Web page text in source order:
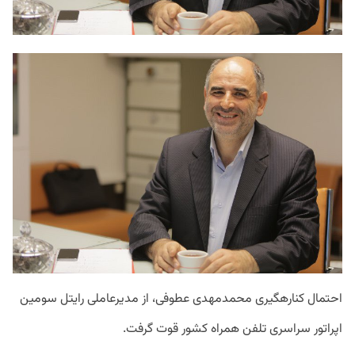
احتمالکنارهگیری محمدمهدیعطوفی، از مدیرعاملیرایتل سومین
اپراتور سراسریتلفنهمراهکشورقوتگرفت.